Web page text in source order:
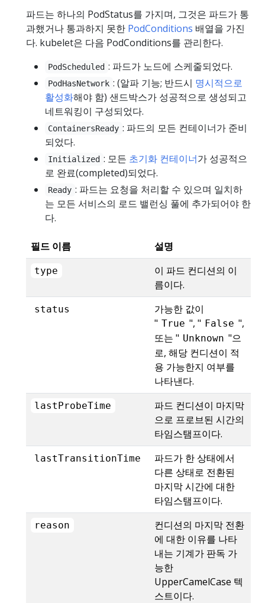
파드는 하나의 PodStatus를 가지며, 그것은 파드가 통
과했거나 통과하지 못한 PodConditions 배열을 가진
다. kubelet은 다음 PodConditions를 관리한다.
PodScheduled : 파드가 노드에 스케줄되었다.
PodHasNetwork : (알파 기능; 반드시 명시적으로
활성화해야 함) 샌드박스가 성공적으로 생성되고
네트워킹이 구성되었다.
ContainersReady : 파드의 모든 컨테이너가 준비
되었다.
Initialized : 모든 초기화 컨테이너가 성공적으
로 완료(completed)되었다.
Ready : 파드는 요청을 처리할 수 있으며 일치하
는 모든 서비스의 로드 밸런싱 풀에 추가되어야 한
다.
필드 이름 설명
type
이 파드 컨디션의 이
름이다.
status
가능한 값이
" True ", " False ",
또는 " Unknown "으
로, 해당 컨디션이 적
용 가능한지 여부를
나타낸다.
lastProbeTime
파드 컨디션이 마지막
으로 프로브된 시간의
타임스탬프이다.
lastTransitionTime
파드가 한 상태에서
다른 상태로 전환된
마지막 시간에 대한
타임스탬프이다.
reason
컨디션의 마지막 전환
에 대한 이유를 나타
내는 기계가 판독 가
능한
UpperCamelCase 텍
스트이다.